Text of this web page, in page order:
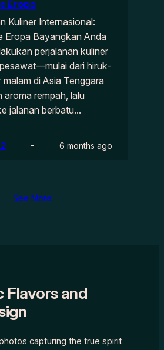
Eropa
Kuliner Internasional:
Eropa Bayangkan Anda
perjalanan kuliner
dari hiruk-
di Asia Tenggara
aroma rempah, lalu
jalanan berbatu…
6 months ago
See More
Flavors and
capturing the true spirit